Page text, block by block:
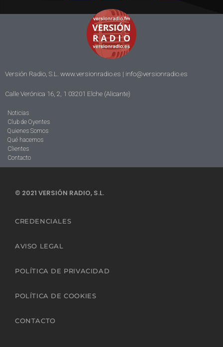
Versión Radio, S.L. www.versionradio.es | info@versionradio.es
Calle Verónica 16, 2, 1 03201 Elche (Alicante)
Noticias
Club de Oyentes
Quienes Somos
Qué hacemos
Clientes
Contacto
© 2021 VERSIÓN RADIO, S.L.
CREDENCIALES
AVISO LEGAL
POLÍTICA DE PRIVACIDAD
POLÍTICA DE COOKIES
CONTACTO